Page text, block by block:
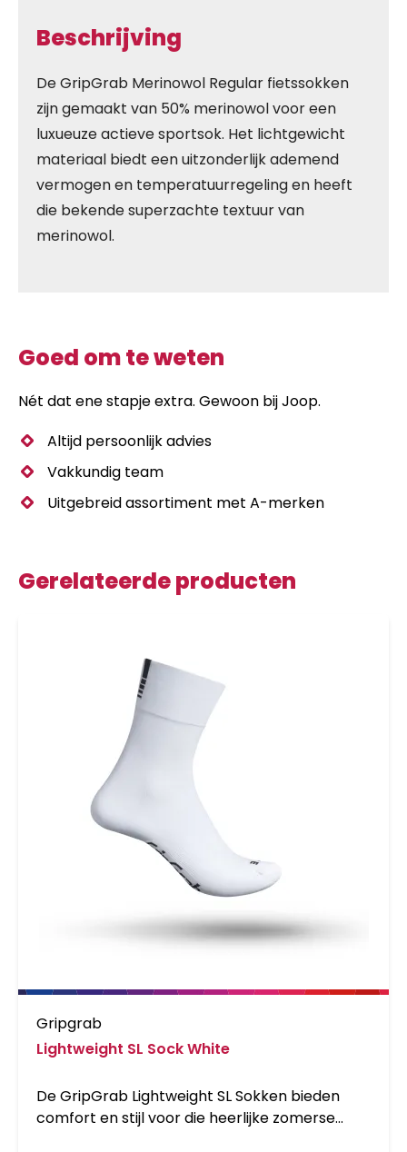
Beschrijving
De GripGrab Merinowol Regular fietssokken
zijn gemaakt van 50% merinowol voor een
luxueuze actieve sportsok. Het lichtgewicht
materiaal biedt een uitzonderlijk ademend
vermogen en temperatuurregeling en heeft
die bekende superzachte textuur van
merinowol.
Goed om te weten
Nét dat ene stapje extra. Gewoon bij Joop.
Altijd persoonlijk advies
Vakkundig team
Uitgebreid assortiment met A-merken
Gerelateerde producten
Gripgrab
Lightweight SL Sock White
De GripGrab Lightweight SL Sokken bieden
comfort en stijl voor die heerlijke zomerse